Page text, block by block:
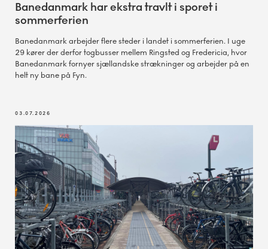
Banedanmark har ekstra travlt i sporet i
sommerferien
Banedanmark arbejder flere steder i landet i sommerferien. I uge
29 kører der derfor togbusser mellem Ringsted og Fredericia, hvor
Banedanmark fornyer sjællandske strækninger og arbejder på en
helt ny bane på Fyn.
03.07.2026